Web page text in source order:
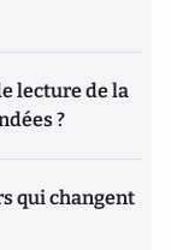
lecture de la
?
qui changent